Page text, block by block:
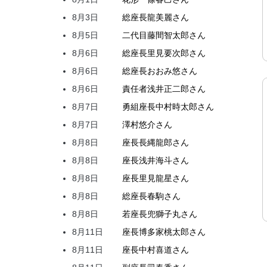
8月3日
総座長龍美麗さん
8月5日
二代目藤間智太郎さん
8月6日
総座長里見要次郎さん
8月6日
総座長おおみ悠さん
8月6日
責任者浅井正二郎さん
8月7日
勇組座長中村時太郎さん
8月7日
澤村悠介さん
8月8日
座長長縄龍郎さん
8月8日
座長浅井海斗さん
8月8日
座長里見龍星さん
8月8日
総座長春駒さん
8月8日
若座長兜獅子丸さん
8月11日
座長博多家桃太郎さん
8月11日
座長中村喜道さん